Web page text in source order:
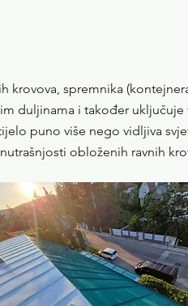
krovova, spremnika
duljinama i također
puno više nego vidljiva
obloženih ravnih